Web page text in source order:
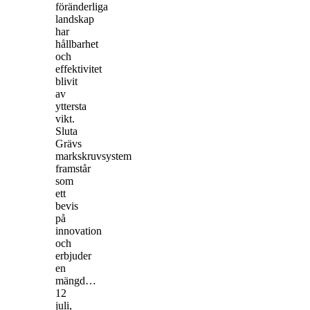
föränderliga
landskap
har
hållbarhet
och
effektivitet
blivit
av
yttersta
vikt.
Sluta
Grävs
markskruvsystem
framstår
som
ett
bevis
på
innovation
och
erbjuder
en
mängd…
12
juli,